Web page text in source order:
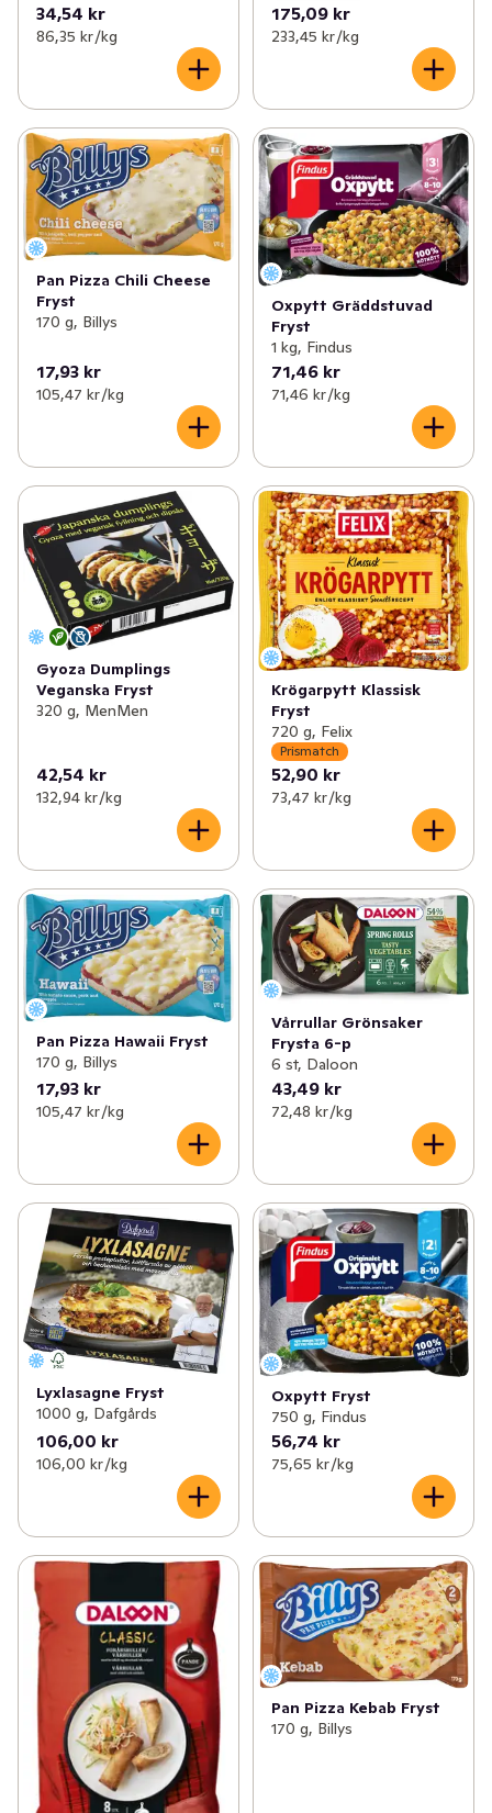
34,54 kr
86,35 kr /kg
175,09 kr
233,45 kr /kg
Pan Pizza Chili Cheese
Fryst
170 g, Billys
17,93 kr
105,47 kr /kg
Oxpytt Gräddstuvad
Fryst
1 kg, Findus
71,46 kr
71,46 kr /kg
Gyoza Dumplings
Veganska Fryst
320 g, MenMen
42,54 kr
132,94 kr /kg
Krögarpytt Klassisk
Fryst
720 g, Felix
Prismatch
52,90 kr
73,47 kr /kg
Pan Pizza Hawaii Fryst
170 g, Billys
17,93 kr
105,47 kr /kg
Vårrullar Grönsaker
Frysta 6-p
6 st, Daloon
43,49 kr
72,48 kr /kg
Lyxlasagne Fryst
1000 g, Dafgårds
106,00 kr
106,00 kr /kg
Oxpytt Fryst
750 g, Findus
56,74 kr
75,65 kr /kg
Pan Pizza Kebab Fryst
170 g, Billys